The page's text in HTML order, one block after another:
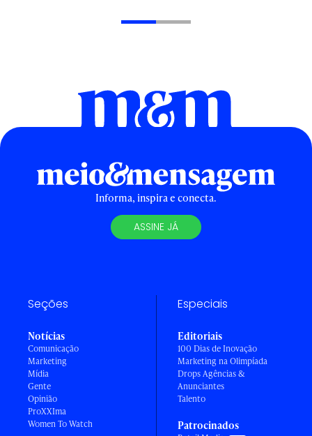
Informa, inspira e conecta.
ASSINE JÁ
Seções
Notícias
Comunicação
Marketing
Mídia
Gente
Opinião
ProXXIma
Women To Watch
Especiais
Editoriais
100 Dias de Inovação
Marketing na Olimpíada
Drops Agências &
Anunciantes
Talento
Patrocinados